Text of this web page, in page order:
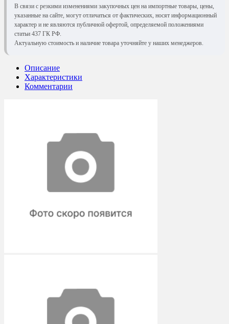
В связи с резкими изменениями закупочных цен на импортные товары, цены,
указанные на сайте, могут отличаться от фактических, носят информационный
характер и не являются публичной офертой, определяемой положениями
статьи 437 ГК РФ.
Актуальную стоимость и наличие товара уточняйте у наших менеджеров.
Описание
Характеристики
Комментарии